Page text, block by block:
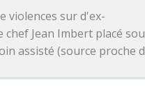
violences sur d'ex-
chef Jean Imbert placé
assisté (source proche